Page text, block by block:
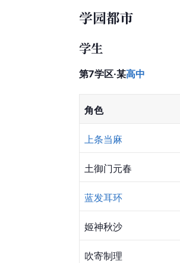
学园都市
学生
第7学区·某高中
角色
上条当麻
土御门元春
蓝发耳环
姬神秋沙
吹寄制理